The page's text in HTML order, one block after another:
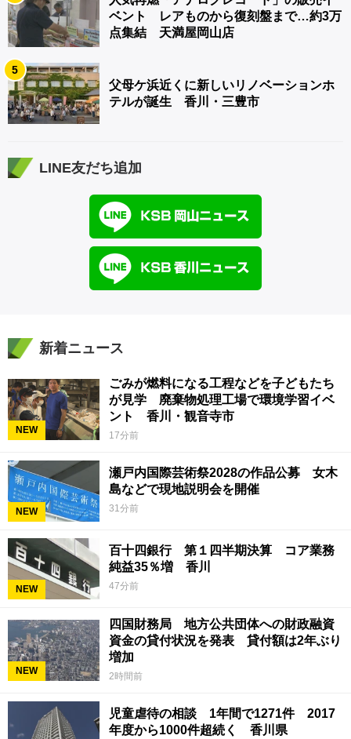
ベント レアものから復刻盤まで…約3万
点集結 天満屋岡山店
5
父母ケ浜近くに新しいリノベーションホ
テルが誕生 香川・三豊市
LINE友だち追加
新着ニュース
NEW
ごみが燃料になる工程などを子どもたち
が見学 廃棄物処理工場で環境学習イベ
ント 香川・観音寺市
17分前
NEW
瀬戸内国際芸術祭2028の作品公募 女木
島などで現地説明会を開催
31分前
NEW
百十四銀行 第１四半期決算 コア業務
純益35％増 香川
47分前
NEW
四国財務局 地方公共団体への財政融資
資金の貸付状況を発表 貸付額は2年ぶり
増加
2時間前
児童虐待の相談 1年間で1271件 2017
年度から1000件超続く 香川県